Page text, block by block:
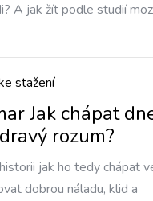
A jak žít podle studií
stažení
Jak chápat
rozum?
jak ho tedy chápat
dobrou náladu, klid a